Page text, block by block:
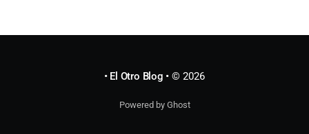
• El Otro Blog • © 2026
Powered by Ghost